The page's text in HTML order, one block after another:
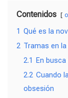
Contenidos
1 Qué es la
2 Tramas en
2.1
En
2.2 Cuando
obsesión